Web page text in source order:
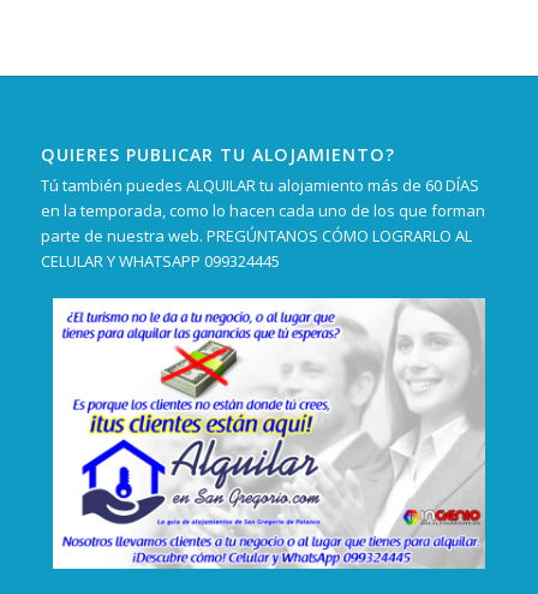
QUIERES PUBLICAR TU ALOJAMIENTO?
Tú también puedes ALQUILAR tu alojamiento más de 60 DÍAS
en la temporada, como lo hacen cada uno de los que forman
parte de nuestra web. PREGÚNTANOS CÓMO LOGRARLO AL
CELULAR Y WHATSAPP 099324445